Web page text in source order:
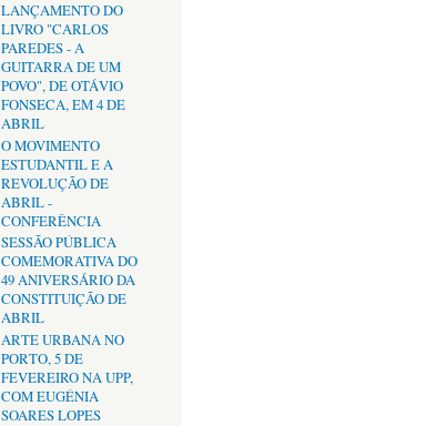
LANÇAMENTO DO
LIVRO "CARLOS
PAREDES - A
GUITARRA DE UM
POVO", DE OTÁVIO
FONSECA, EM 4 DE
ABRIL
O MOVIMENTO
ESTUDANTIL E A
REVOLUÇÃO DE
ABRIL -
CONFERÊNCIA
SESSÃO PÚBLICA
COMEMORATIVA DO
49 ANIVERSÁRIO DA
CONSTITUIÇÃO DE
ABRIL
ARTE URBANA NO
PORTO, 5 DE
FEVEREIRO NA UPP,
COM EUGÉNIA
SOARES LOPES